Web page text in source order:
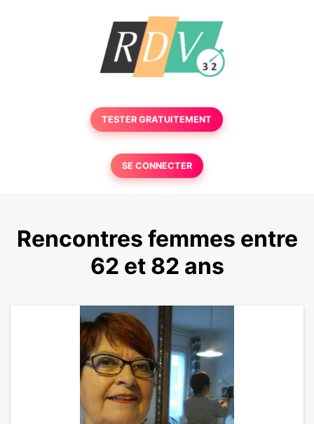
TESTER GRATUITEMENT
SE CONNECTER
Rencontres femmes entre
62 et 82 ans